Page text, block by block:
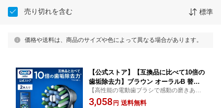
売り切れを含む 標準
価格や送料は、商品のサイズや色によって異なる場合があります。
【公式ストア】【互換品に比べて10倍の
歯垢除去力】ブラウン オーラルB 替え
ブラシ マルチアクションブラシ 2本入
ブラック 黒 |Braun Oral-B 公式ストア
【高性能の電動歯ブラシで感動の磨きあが
りへ】
3,058円 送料無料